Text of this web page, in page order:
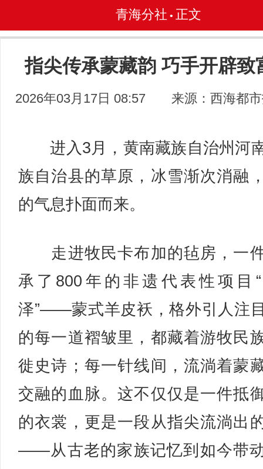
青海分社 • 正文
指尖传承蒙藏韵 巧手开辟致
2026年03月17日 08:57 来源：西海都
进入3月，黄南藏族自治州河
族自治县的草原，冰雪渐次消融
的气息扑面而来。
走进牧民卡布加的毡房，一
承了800年的非遗代表性项目
泽”——蒙式羊皮袄，格外引人注
的每一道褶皱里，都藏着游牧民
徙史诗；每一针线间，流淌着蒙
交融的血脉。这不仅仅是一件抵
的衣裳，更是一段从指尖流淌出
——从古老的家族记忆到如今带